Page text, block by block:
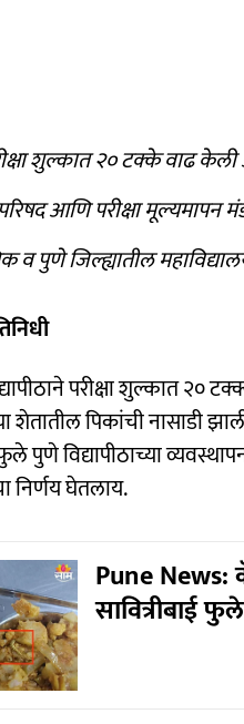
शुल्कात २० टक्के वाढ
आणि परीक्षा
व पुणे जिल्ह्यातील
परीक्षा शुल्कात २०
पिकांची नासाडी
पुणे विद्यापीठाच्या
निर्णय घेतलाय.
Pune News:
सावित्रीबाई